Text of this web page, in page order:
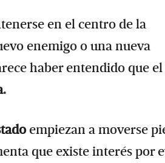
en el centro de la
enemigo o una nueva
haber entendido que el
empiezan a moverse
que existe interés por